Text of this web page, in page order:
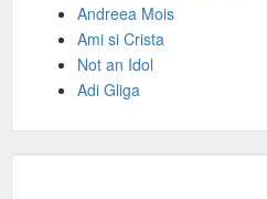
Andreea Mois
Ami si Crista
Not an Idol
Adi Gliga